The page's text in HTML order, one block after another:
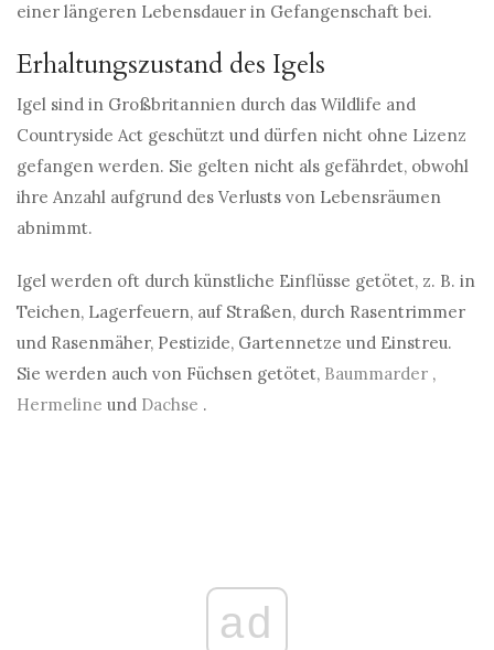
einer längeren Lebensdauer in Gefangenschaft bei.
Erhaltungszustand des Igels
Igel sind in Großbritannien durch das Wildlife and
Countryside Act geschützt und dürfen nicht ohne Lizenz
gefangen werden. Sie gelten nicht als gefährdet, obwohl
ihre Anzahl aufgrund des Verlusts von Lebensräumen
abnimmt.
Igel werden oft durch künstliche Einflüsse getötet, z. B. in
Teichen, Lagerfeuern, auf Straßen, durch Rasentrimmer
und Rasenmäher, Pestizide, Gartennetze und Einstreu.
Sie werden auch von Füchsen getötet, Baummarder ,
Hermeline und Dachse .
ad